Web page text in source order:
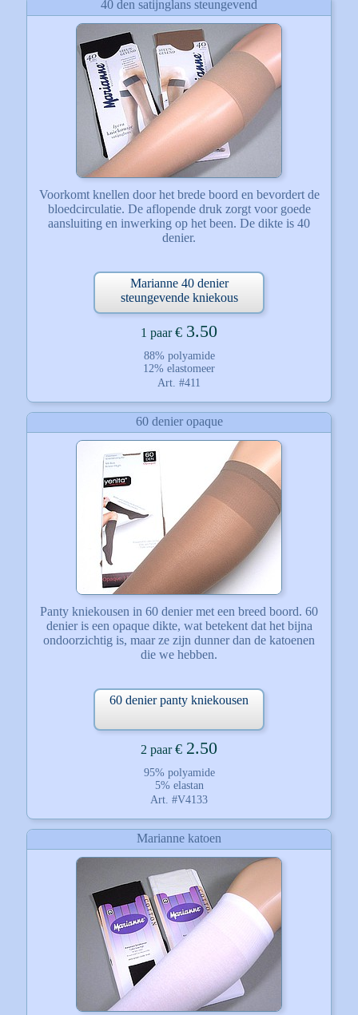
40 den satijnglans steungevend
Voorkomt knellen door het brede boord en bevordert de
bloedcirculatie. De aflopende druk zorgt voor goede
aansluiting en inwerking op het been. De dikte is 40
denier.
Art. #411
1 paar€ 3.50
88% polyamide
12% elastomeer
Marianne 40 denier
steungevende kniekous
60 denier opaque
Panty kniekousen in 60 denier met een breed boord. 60
denier is een opaque dikte, wat betekent dat het bijna
ondoorzichtig is, maar ze zijn dunner dan de katoenen
die we hebben.
Art. #V4133
2 paar€ 2.50
95% polyamide
5% elastan
60 denier panty kniekousen
Marianne katoen